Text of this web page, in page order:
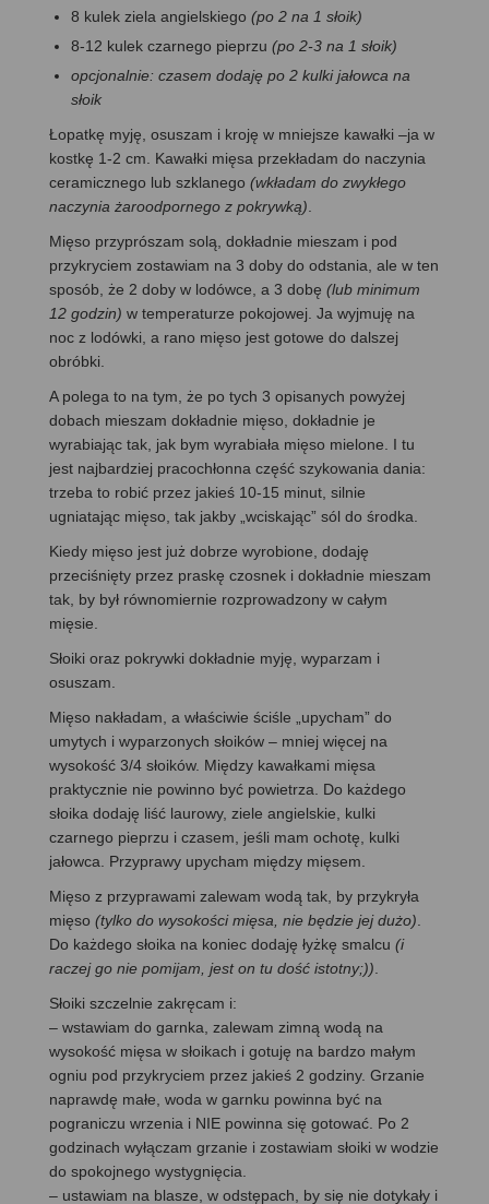
8 kulek ziela angielskiego (po 2 na 1 słoik)
8-12 kulek czarnego pieprzu (po 2-3 na 1 słoik)
opcjonalnie: czasem dodaję po 2 kulki jałowca na
słoik
Łopatkę myję, osuszam i kroję w mniejsze kawałki –ja w
kostkę 1-2 cm. Kawałki mięsa przekładam do naczynia
ceramicznego lub szklanego (wkładam do zwykłego
naczynia żaroodpornego z pokrywką).
Mięso przyprószam solą, dokładnie mieszam i pod
przykryciem zostawiam na 3 doby do odstania, ale w ten
sposób, że 2 doby w lodówce, a 3 dobę (lub minimum
12 godzin) w temperaturze pokojowej. Ja wyjmuję na
noc z lodówki, a rano mięso jest gotowe do dalszej
obróbki.
A polega to na tym, że po tych 3 opisanych powyżej
dobach mieszam dokładnie mięso, dokładnie je
wyrabiając tak, jak bym wyrabiała mięso mielone. I tu
jest najbardziej pracochłonna część szykowania dania:
trzeba to robić przez jakieś 10-15 minut, silnie
ugniatając mięso, tak jakby „wciskając” sól do środka.
Kiedy mięso jest już dobrze wyrobione, dodaję
przeciśnięty przez praskę czosnek i dokładnie mieszam
tak, by był równomiernie rozprowadzony w całym
mięsie.
Słoiki oraz pokrywki dokładnie myję, wyparzam i
osuszam.
Mięso nakładam, a właściwie ściśle „upycham” do
umytych i wyparzonych słoików – mniej więcej na
wysokość 3/4 słoików. Między kawałkami mięsa
praktycznie nie powinno być powietrza. Do każdego
słoika dodaję liść laurowy, ziele angielskie, kulki
czarnego pieprzu i czasem, jeśli mam ochotę, kulki
jałowca. Przyprawy upycham między mięsem.
Mięso z przyprawami zalewam wodą tak, by przykryła
mięso (tylko do wysokości mięsa, nie będzie jej dużo).
Do każdego słoika na koniec dodaję łyżkę smalcu (i
raczej go nie pomijam, jest on tu dość istotny;)).
Słoiki szczelnie zakręcam i:
– wstawiam do garnka, zalewam zimną wodą na
wysokość mięsa w słoikach i gotuję na bardzo małym
ogniu pod przykryciem przez jakieś 2 godziny. Grzanie
naprawdę małe, woda w garnku powinna być na
pograniczu wrzenia i NIE powinna się gotować. Po 2
godzinach wyłączam grzanie i zostawiam słoiki w wodzie
do spokojnego wystygnięcia.
– ustawiam na blasze, w odstępach, by się nie dotykały i